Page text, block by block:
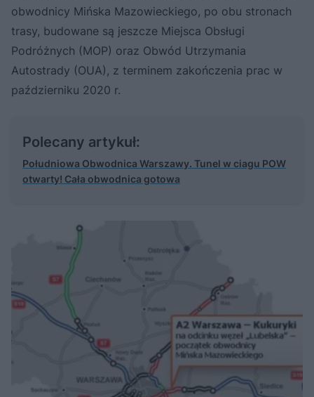
obwodnicy Mińska Mazowieckiego, po obu stronach
trasy, budowane są jeszcze Miejsca Obsługi
Podróżnych (MOP) oraz Obwód Utrzymania
Autostrady (OUA), z terminem zakończenia prac w
październiku 2020 r.
Polecany artykuł:
Południowa Obwodnica Warszawy. Tunel w ciagu POW
otwarty! Cała obwodnica gotowa